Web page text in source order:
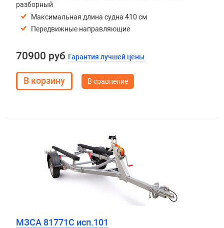
разборный
Максимальная длина судна 410 см
Передвижные направляющие
70900 руб Гарантия лучшей цены
В сравнение
МЗСА 81771C исп.101